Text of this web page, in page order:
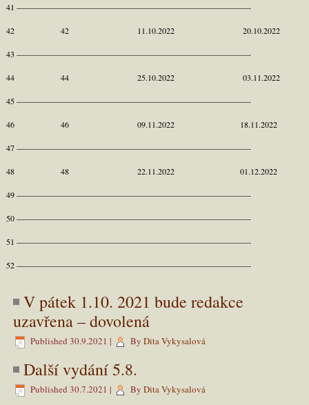
41 ————————————————————————————-
42 42 11.10.2022 20.10.2022
43 ————————————————————————————-
44 44 25.10.2022 03.11.2022
45 ————————————————————————————-
46 46 09.11.2022 18.11.2022
47 ————————————————————————————-
48 48 22.11.2022 01.12.2022
49 ————————————————————————————-
50 ————————————————————————————-
51 ————————————————————————————-
52 ————————————————————————————-
V pátek 1.10. 2021 bude redakce
uzavřena – dovolená
Published 30.9.2021 | By Dita Vykysalová
Další vydání 5.8.
Published 30.7.2021 | By Dita Vykysalová